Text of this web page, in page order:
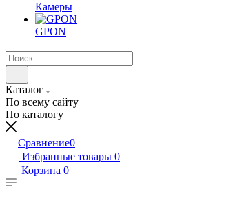
Камеры
GPON
Каталог
По всему сайту
По каталогу
Сравнение0
Избранные товары 0
Корзина 0